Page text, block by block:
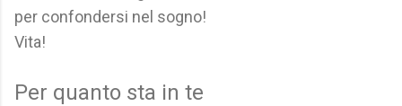
per confondersi nel sogno!
Vita!
Per quanto sta in te